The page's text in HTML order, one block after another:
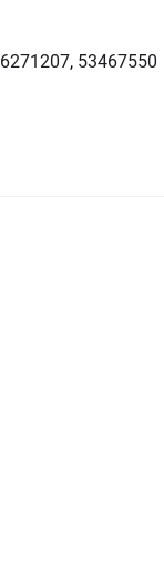
6271207, 53467550